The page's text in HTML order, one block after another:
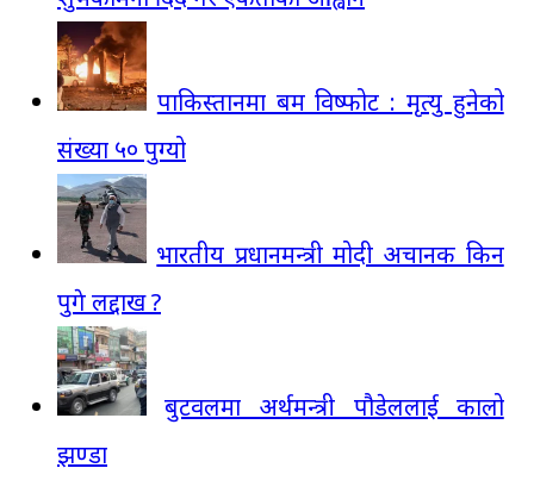
पाकिस्तानमा बम विष्फोट : मृत्यु हुनेको
संख्या ५० पुग्यो
भारतीय प्रधानमन्त्री मोदी अचानक किन
पुगे लद्दाख ?
बुटवलमा अर्थमन्त्री पौडेललाई कालो
झण्डा